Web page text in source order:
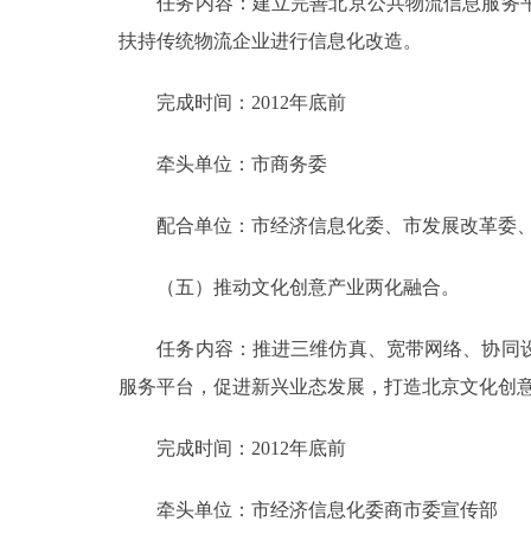
扶持传统物流企业进行信息化改造。
完成时间：2012年底前
牵头单位：市商务委
配合单位：市经济信息化委、市发展改革委
（五）推动文化创意产业两化融合。
任务内容：推进三维仿真、宽带网络、协同
服务平台，促进新兴业态发展，打造北京文化创
完成时间：2012年底前
牵头单位：市经济信息化委商市委宣传部